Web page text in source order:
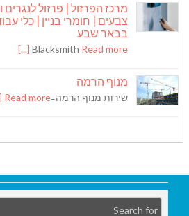
מרכז הפרזול | פרזול לנגרים
צבעים | חומרי בניין | כלי
בבאר שבע
Blacksmith Read more [...]
מנוף הרמה
שירות מנוף הרמה ̵Read more [...]